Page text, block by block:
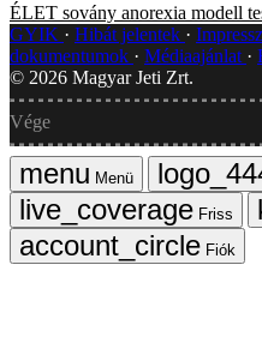
ÉLET sovány anorexia modell
GYIK
Hibát jelentek
dokumentumok
Médiaajánlat
© 2026 Magyar Jeti Zrt.
Vége
Menü
Friss
Fiók